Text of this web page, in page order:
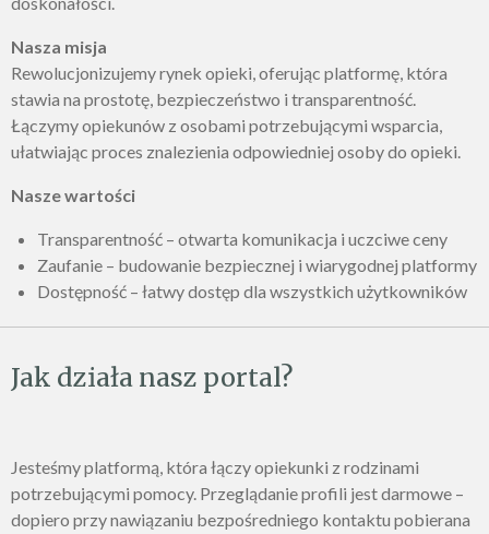
Nasza misja
Rewolucjonizujemy rynek opieki, oferując platformę, która
stawia na prostotę, bezpieczeństwo i transparentność.
Łączymy opiekunów z osobami potrzebującymi wsparcia,
ułatwiając proces znalezienia odpowiedniej osoby do opieki.
Nasze wartości
Transparentność – otwarta komunikacja i uczciwe ceny
Zaufanie – budowanie bezpiecznej i wiarygodnej platformy
Dostępność – łatwy dostęp dla wszystkich użytkowników
Jak działa nasz portal?
Jesteśmy platformą, która łączy opiekunki z rodzinami
potrzebującymi pomocy. Przeglądanie profili jest darmowe –
dopiero przy nawiązaniu bezpośredniego kontaktu pobierana